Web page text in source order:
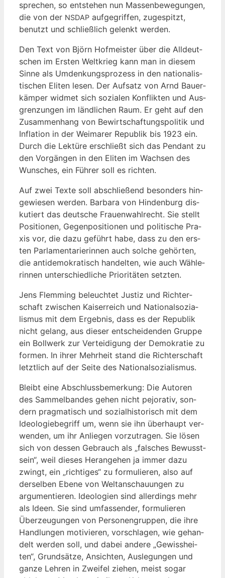
spre­chen, so ent­ste­hen nun Mas­sen­be­we­gun­gen,
die von der NSDAP auf­ge­grif­fen, zuge­spitzt,
benutzt und schließ­lich gelenkt werden.
Den Text von Björn Hof­meis­ter über die All­deut­
schen im Ers­ten Welt­krieg kann man in die­sem
Sin­ne als Umden­kungs­pro­zess in den natio­na­lis­
ti­schen Eli­ten lesen. Der Auf­satz von Arnd Bau­er­
käm­per wid­met sich sozia­len Kon­flik­ten und Aus­
gren­zun­gen im länd­li­chen Raum. Er geht auf den
Zusam­men­hang von Bewirt­schaf­tungs­po­li­tik und
Infla­ti­on in der Wei­ma­rer Repu­blik bis 1923 ein.
Durch die Lek­tü­re erschließt sich das Pen­dant zu
den Vor­gän­gen in den Eli­ten im Wach­sen des
Wun­sches, ein Füh­rer soll es richten.
Auf zwei Tex­te soll abschlie­ßend beson­ders hin­
ge­wie­sen wer­den. Bar­ba­ra von Hin­den­burg dis­
ku­tiert das deut­sche Frau­en­wahl­recht. Sie stellt
Posi­tio­nen, Gegen­po­si­tio­nen und poli­ti­sche Pra­
xis vor, die dazu geführt habe, dass zu den ers­
ten Par­la­men­ta­rie­rin­nen auch sol­che gehör­ten,
die anti­de­mo­kra­tisch han­del­ten, wie auch Wäh­le­
rin­nen unter­schied­li­che Prio­ri­tä­ten setzten.
Jens Flem­ming beleuch­tet Jus­tiz und Rich­ter­
schaft zwi­schen Kai­ser­reich und Natio­nal­so­zia­
lis­mus mit dem Ergeb­nis, dass es der Repu­blik
nicht gelang, aus die­ser ent­schei­den­den Grup­pe
ein Boll­werk zur Ver­tei­di­gung der Demo­kra­tie zu
for­men. In ihrer Mehr­heit stand die Rich­ter­schaft
letzt­lich auf der Sei­te des Nationalsozialismus.
Bleibt eine Abschluss­be­mer­kung: Die Autoren
des Sam­mel­ban­des gehen nicht pejo­ra­tiv, son­
dern prag­ma­tisch und sozi­al­his­to­risch mit dem
Ideo­lo­gie­be­griff um, wenn sie ihn über­haupt ver­
wen­den, um ihr Anlie­gen vor­zu­tra­gen. Sie lösen
sich von des­sen Gebrauch als „fal­sches Bewusst­
sein“, weil die­ses Her­an­ge­hen ja immer dazu
zwingt, ein „rich­ti­ges“ zu for­mu­lie­ren, also auf
der­sel­ben Ebe­ne von Welt­an­schau­un­gen zu
argu­men­tie­ren. Ideo­lo­gien sind aller­dings mehr
als Ideen. Sie sind umfas­sen­der, for­mu­lie­ren
Über­zeu­gun­gen von Per­so­nen­grup­pen, die ihre
Hand­lun­gen moti­vie­ren, vor­schla­gen, wie gehan­
delt wer­den soll, und dabei ande­re „Gewiss­hei­
ten“, Grund­sät­ze, Ansich­ten, Aus­le­gun­gen und
gan­ze Leh­ren in Zwei­fel zie­hen, meist sogar